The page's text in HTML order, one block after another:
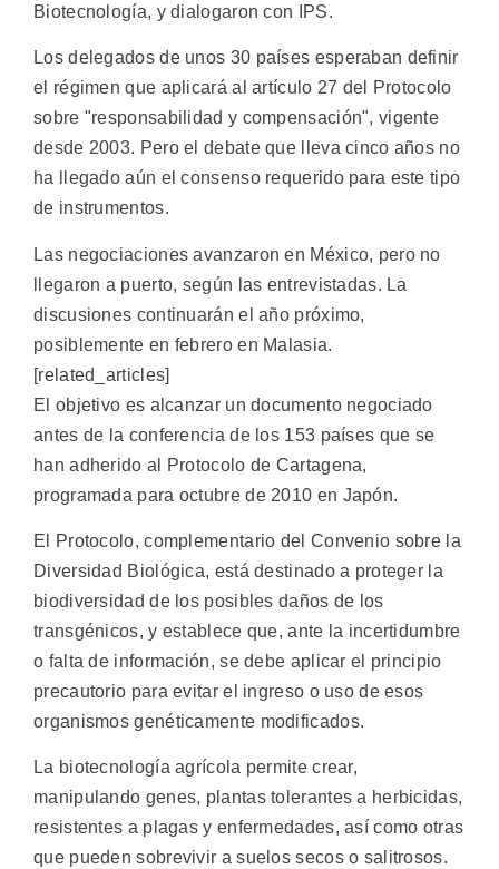
Biotecnología, y dialogaron con IPS.
Los delegados de unos 30 países esperaban definir
el régimen que aplicará al artículo 27 del Protocolo
sobre "responsabilidad y compensación", vigente
desde 2003. Pero el debate que lleva cinco años no
ha llegado aún el consenso requerido para este tipo
de instrumentos.
Las negociaciones avanzaron en México, pero no
llegaron a puerto, según las entrevistadas. La
discusiones continuarán el año próximo,
posiblemente en febrero en Malasia.
[related_articles]
El objetivo es alcanzar un documento negociado
antes de la conferencia de los 153 países que se
han adherido al Protocolo de Cartagena,
programada para octubre de 2010 en Japón.
El Protocolo, complementario del Convenio sobre la
Diversidad Biológica, está destinado a proteger la
biodiversidad de los posibles daños de los
transgénicos, y establece que, ante la incertidumbre
o falta de información, se debe aplicar el principio
precautorio para evitar el ingreso o uso de esos
organismos genéticamente modificados.
La biotecnología agrícola permite crear,
manipulando genes, plantas tolerantes a herbicidas,
resistentes a plagas y enfermedades, así como otras
que pueden sobrevivir a suelos secos o salitrosos.